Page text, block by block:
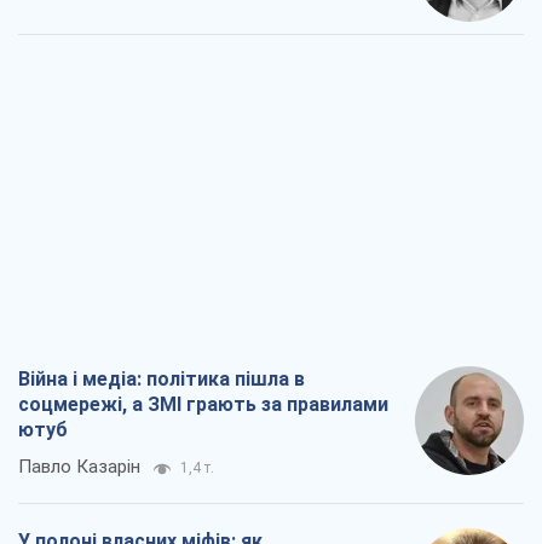
Війна і медіа: політика пішла в
соцмережі, а ЗМІ грають за правилами
ютуб
Павло Казарін 1,4 т.